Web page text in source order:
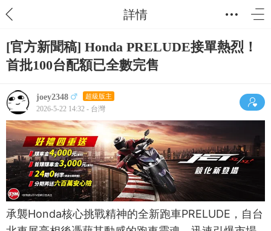
詳情
[官方新聞稿] Honda PRELUDE接單熱烈！
首批100台配額已全數完售
joey2348 超級版主
2026-5-22 14:32 - 台灣
承襲Honda核心挑戰精神的全新跑車PRELUDE，自台